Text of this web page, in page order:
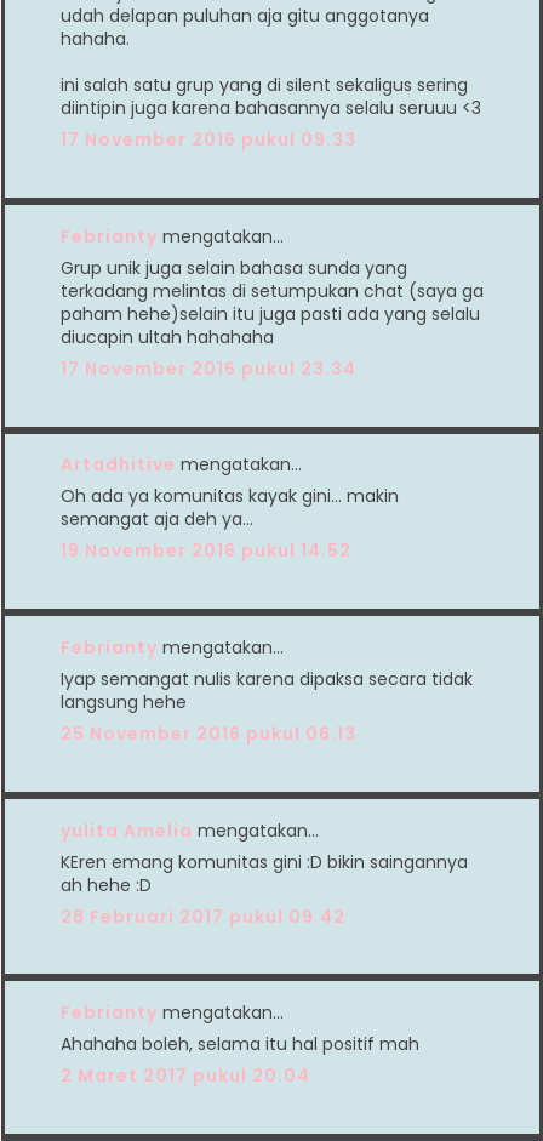
udah delapan puluhan aja gitu anggotanya
hahaha.
ini salah satu grup yang di silent sekaligus sering
diintipin juga karena bahasannya selalu seruuu <3
17 November 2016 pukul 09.33
Febrianty mengatakan…
Grup unik juga selain bahasa sunda yang
terkadang melintas di setumpukan chat (saya ga
paham hehe)selain itu juga pasti ada yang selalu
diucapin ultah hahahaha
17 November 2016 pukul 23.34
Artadhitive mengatakan…
Oh ada ya komunitas kayak gini... makin
semangat aja deh ya...
19 November 2016 pukul 14.52
Febrianty mengatakan…
Iyap semangat nulis karena dipaksa secara tidak
langsung hehe
25 November 2016 pukul 06.13
yulita Amelia mengatakan…
KEren emang komunitas gini :D bikin saingannya
ah hehe :D
28 Februari 2017 pukul 09.42
Febrianty mengatakan…
Ahahaha boleh, selama itu hal positif mah
2 Maret 2017 pukul 20.04